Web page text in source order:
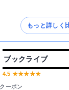
もっと詳しく
ブックライブ
4.5 ★★★★★
ーポン